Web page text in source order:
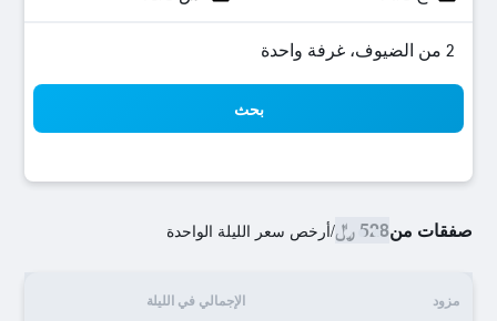
2 من الضيوف، غرفة واحدة
بحث
صفقات من528 ﷼ /أرخص سعر الليلة الواحدة
مزود الإجمالي في الليلة